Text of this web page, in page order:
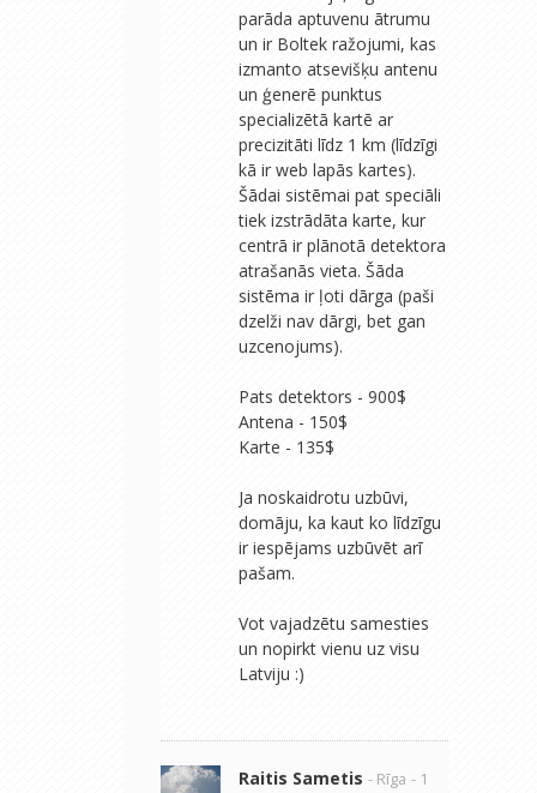
parāda aptuvenu ātrumu
un ir Boltek ražojumi, kas
izmanto atsevišķu antenu
un ģenerē punktus
specializētā kartē ar
precizitāti līdz 1 km (līdzīgi
kā ir web lapās kartes).
Šādai sistēmai pat speciāli
tiek izstrādāta karte, kur
centrā ir plānotā detektora
atrašanās vieta. Šāda
sistēma ir ļoti dārga (paši
dzelži nav dārgi, bet gan
uzcenojums).
Pats detektors - 900$
Antena - 150$
Karte - 135$
Ja noskaidrotu uzbūvi,
domāju, ka kaut ko līdzīgu
ir iespējams uzbūvēt arī
pašam.
Vot vajadzētu samesties
un nopirkt vienu uz visu
Latviju :)
Raitis Sametis - Rīga - 1